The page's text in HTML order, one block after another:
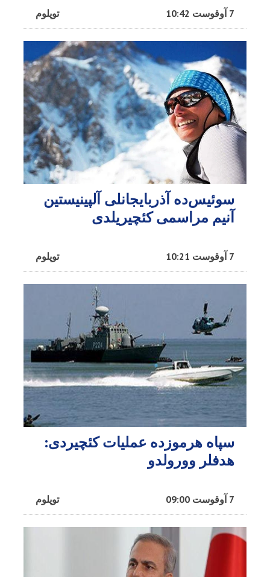
توپلوم 7 آوقوست 10:42
سوئیس‌ده آذربایجانلی آلپینیستین
آنیم مراسمی کئچیریلدی
توپلوم 7 آوقوست 10:21
سپاه هرموزده عملیات کئچیردی:
هدفلر وورولدو
توپلوم 7 آوقوست 09:00